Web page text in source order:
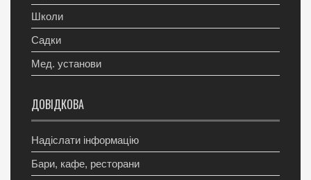
Школи
Садки
Мед. установи
ДОВІДКОВА
Надіслати інформацію
Бари, кафе, ресторани